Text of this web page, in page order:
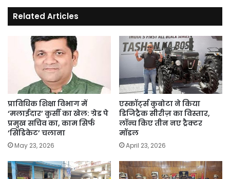
विकास
के
मामले
स्थान
पर
Related Articles
प्राविधिक शिक्षा विभाग में
‘मलाईदार’ कुर्सी का खेल: ग्रेड पे
प्रमुख सचिव का, काम सिर्फ
‘सिंडिकेट’ चलाना
May 23, 2026
एस्कॉर्ट्स कुबोटा ने किया
डिजिट्रैक सीरीज़ का विस्तार,
लॉन्च किए तीन नए ट्रैक्टर
मॉडल
April 23, 2026